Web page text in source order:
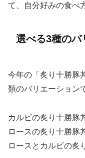
て、自分好みの食べ
選べる3種のバ
今年の「炙り十勝豚
類のバリエーション
カルビの炙り十勝
ロースの炙り十勝
ロースとカルビの